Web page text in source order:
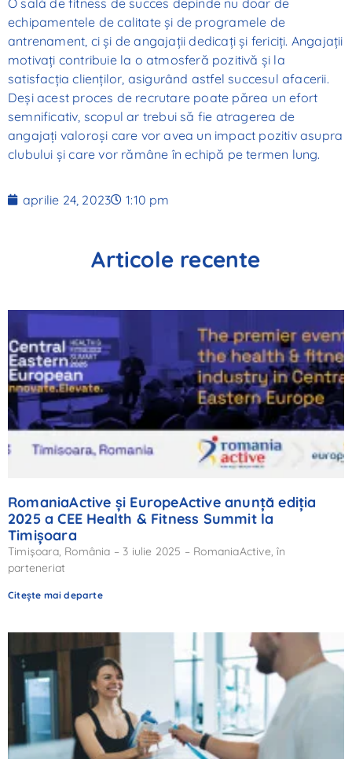
echipamentele de calitate și de programele de
antrenament, ci și de angajații dedicați și fericiți. Angajații
motivați contribuie la o atmosferă pozitivă și la
satisfacția clienților, asigurând astfel succesul afacerii.
Deși acest proces de recrutare poate părea un efort
semnificativ, scopul ar trebui să fie atragerea de
angajați valoroși care vor avea un impact pozitiv asupra
clubului și care vor rămâne în echipă pe termen lung.
aprilie 24, 2023 1:10 pm
Articole recente
RomaniaActive și EuropeActive anunță ediția
2025 a CEE Health & Fitness Summit la
Timișoara
Timișoara, România – 3 iulie 2025 – RomaniaActive, în
parteneriat
Citește mai departe